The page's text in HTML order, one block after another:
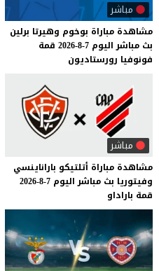
مباشر
مشاهدة مباراة بوخوم وهيرتا برلين
بث مباشر اليوم 7-8-2026
قمة
فونوفيا رورستاديون
مباشر
مشاهدة مباراة أتلتيكو باراناينسي
وفيتوريا بث مباشر اليوم 7-8-2026
قمة باراداو